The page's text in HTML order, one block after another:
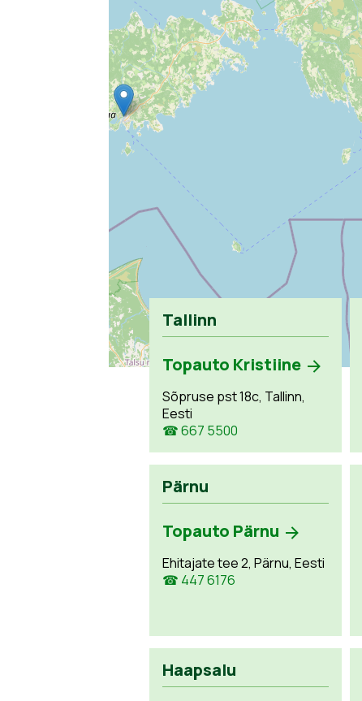
Tallinn
Topauto Kristiine
Sõpruse pst 18c, Tallinn,
Eesti
☎ 667 5500
Pärnu
Topauto Pärnu
Ehitajate tee 2, Pärnu, Eesti
☎ 447 6176
Haapsalu